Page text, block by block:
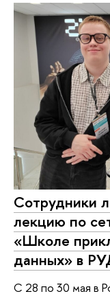
Сотрудники
лекцию по
«Школе
данных» в
С 28 по 30 мая в